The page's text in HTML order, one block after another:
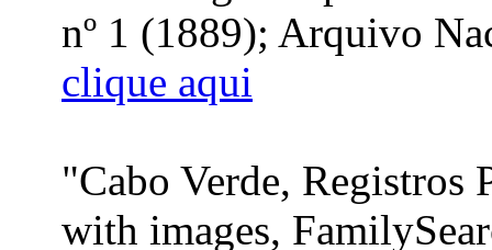
nº 1 (1889); Arquivo
clique aqui
"Cabo Verde, Registros
with images,